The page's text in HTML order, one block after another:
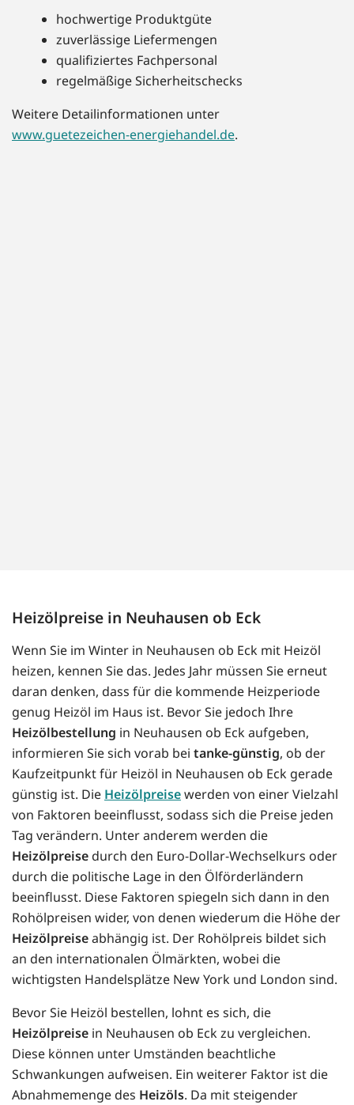
hochwertige Produktgüte
zuverlässige Liefermengen
qualifiziertes Fachpersonal
regelmäßige Sicherheitschecks
Weitere Detailinformationen unter
www.guetezeichen-energiehandel.de.
Heizölpreise in Neuhausen ob Eck
Wenn Sie im Winter in Neuhausen ob Eck mit Heizöl
heizen, kennen Sie das. Jedes Jahr müssen Sie erneut
daran denken, dass für die kommende Heizperiode
genug Heizöl im Haus ist. Bevor Sie jedoch Ihre
Heizölbestellung in Neuhausen ob Eck aufgeben,
informieren Sie sich vorab bei tanke-günstig, ob der
Kaufzeitpunkt für Heizöl in Neuhausen ob Eck gerade
günstig ist. Die Heizölpreisewerden von einer Vielzahl
von Faktoren beeinflusst, sodass sich die Preise jeden
Tag verändern. Unter anderem werden die
Heizölpreise durch den Euro-Dollar-Wechselkurs oder
durch die politische Lage in den Ölförderländern
beeinflusst. Diese Faktoren spiegeln sich dann in den
Rohölpreisen wider, von denen wiederum die Höhe der
Heizölpreiseabhängig ist. Der Rohölpreis bildet sich
an den internationalen Ölmärkten, wobei die
wichtigsten Handelsplätze New York und London sind.
Bevor Sie Heizöl bestellen, lohnt es sich, die
Heizölpreise in Neuhausen ob Eck zu vergleichen.
Diese können unter Umständen beachtliche
Schwankungen aufweisen. Ein weiterer Faktor ist die
Abnahmemenge des Heizöls. Da mit steigender